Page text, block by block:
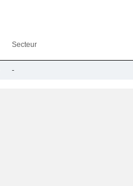
Secteur
-